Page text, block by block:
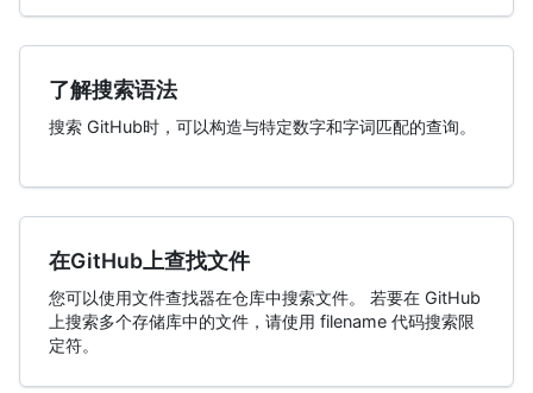
了解搜索语法
搜索 GitHub时，可以构造与特定数字和字词匹配的查询。
在GitHub上查找文件
您可以使用文件查找器在仓库中搜索文件。 若要在 GitHub
上搜索多个存储库中的文件，请使用 filename 代码搜索限
定符。